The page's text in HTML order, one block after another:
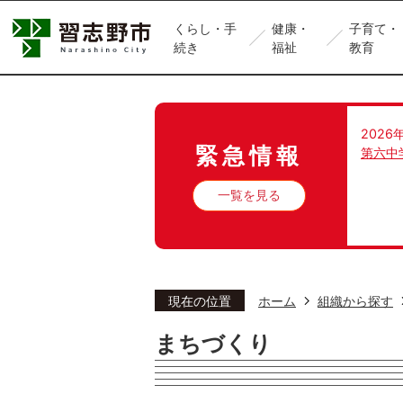
くらし・手
続き
健康・
福祉
子育て・
教育
緊急情報
一覧を見る
2026
第六中
現在の位置 ホーム 組織から探す
まちづくり